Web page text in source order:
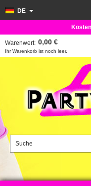
DE
Ihr Warenkorb ist noch leer.
Warenwert: 0,00 €